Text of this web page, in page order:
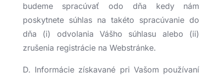
budeme spracúvať odo dňa kedy nám
poskytnete súhlas na takéto spracúvanie do
dňa (i) odvolania Vášho súhlasu alebo (ii)
zrušenia registrácie na Webstránke.
D. Informácie získavané pri Vašom používaní